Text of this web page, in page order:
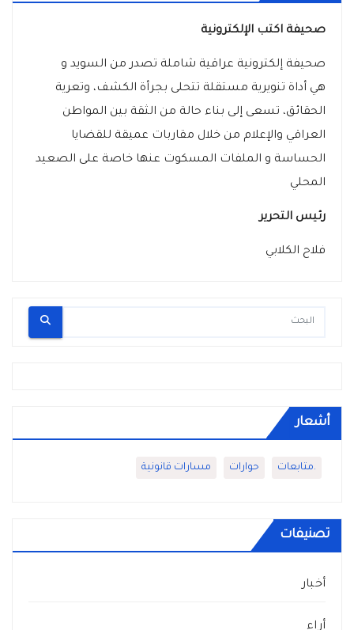
صحيفة اكتب الإلكترونية
صحيفة إلكترونية عراقية شاملة تصدر من السويد و
هي أداة تنويرية مستقلة تتحلى بجرأة الكشف، وتعرية
الحقائق، تسعى إلى بناء حالة من الثقة بين المواطن
العراقي والإعلام من خلال مقاربات عميقة للقضايا
الحساسة و الملفات المسكوت عنها خاصة على الصعيد
المحلي
رئيس التحرير
فلاح الكلابي
أشعار
.متابعات حوارات مسارات قانونية
تصنيفات
أخبار
أراء